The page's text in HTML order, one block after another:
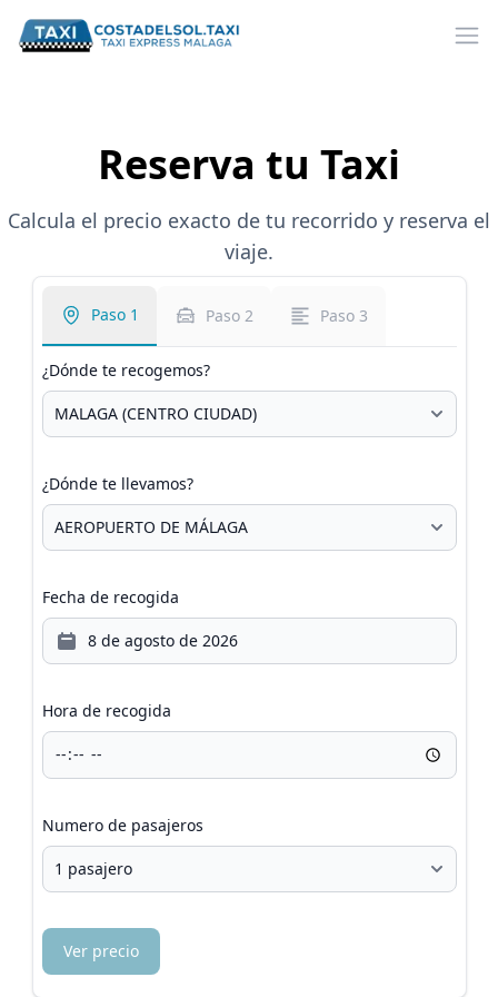
Reserva tu Taxi
Calcula el precio exacto de tu recorrido y reserva el
viaje.
Paso 1 Paso 2 Paso 3
¿Dónde te recogemos?
¿Dónde te llevamos?
Fecha de recogida
Hora de recogida
Numero de pasajeros
Ver precio